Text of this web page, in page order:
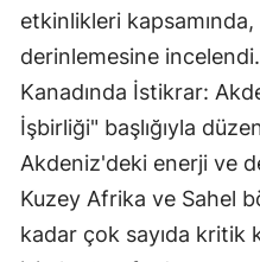
etkinlikleri kapsamında,
derinlemesine
Kanadında İstikrar:
İşbirliği" başlığıyla
Akdeniz'deki enerji ve
Kuzey Afrika ve Sahel
kadar çok sayıda kritik